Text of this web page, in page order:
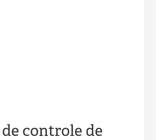
controle de